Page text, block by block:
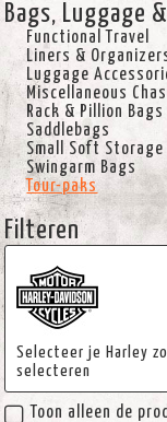
Bags, Luggage
Functional Travel
Liners &
Luggage
Miscellaneous
Rack & Pillion Bags
Saddlebags
Small Soft Storage
Swingarm Bags
Tour-paks
Filteren
Selecteer je Harley
selecteren
Toon alleen de